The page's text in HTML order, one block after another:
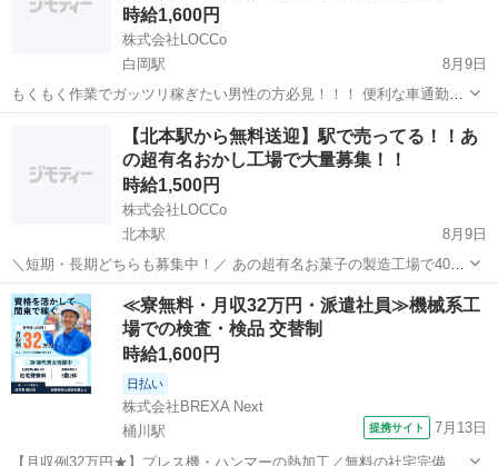
時給1,600円
株式会社LOCCo
白岡駅
8月9日
もくもく作業でガッツリ稼ぎたい男性の方必見！！！ 便利な車通勤で
快適にしっかり稼ぎましょう♪ 株式会社LOCCoでございます！ 駅チカ
の簡単作業で大募集中です！ 【アクセス】白岡駅から無料送迎あり...
白岡駅 仕分け スタッフ
【北本駅から無料送迎】駅で売ってる！！あ
の超有名おかし工場で大量募集！！
時給1,500円
株式会社LOCCo
北本駅
8月9日
＼短期・長期どちらも募集中！／ あの超有名お菓子の製造工場で40名
募集スタート♪ 長期勤務できる方を優先採用！もちろん短期勤務希望
の方も大歓迎☆ 未経験歓迎！20代～50代が活躍中！ ◆勤務地 埼玉県
桶川市...
埼玉 桶川市 北本駅 仕分け 製造工場
≪寮無料・月収32万円・派遣社員≫機械系工
場での検査・検品 交替制
時給1,600円
日払い
株式会社BREXA Next
桶川駅
提携サイト 7月13日
【月収例32万円★】プレス機・ハンマーの熱加工／無料の社宅完備／